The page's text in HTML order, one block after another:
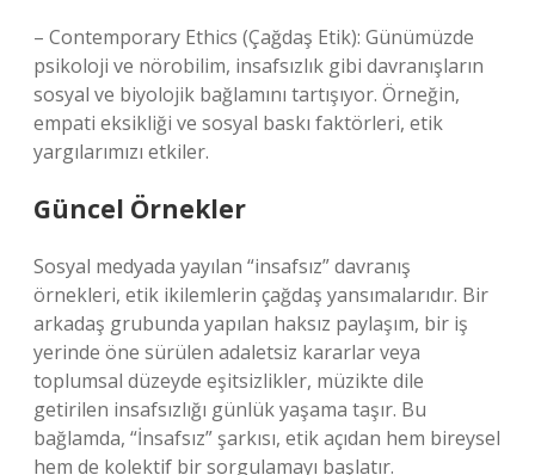
– Contemporary Ethics (Çağdaş Etik): Günümüzde
psikoloji ve nörobilim, insafsızlık gibi davranışların
sosyal ve biyolojik bağlamını tartışıyor. Örneğin,
empati eksikliği ve sosyal baskı faktörleri, etik
yargılarımızı etkiler.
Güncel Örnekler
Sosyal medyada yayılan “insafsız” davranış
örnekleri, etik ikilemlerin çağdaş yansımalarıdır. Bir
arkadaş grubunda yapılan haksız paylaşım, bir iş
yerinde öne sürülen adaletsiz kararlar veya
toplumsal düzeyde eşitsizlikler, müzikte dile
getirilen insafsızlığı günlük yaşama taşır. Bu
bağlamda, “İnsafsız” şarkısı, etik açıdan hem bireysel
hem de kolektif bir sorgulamayı başlatır.